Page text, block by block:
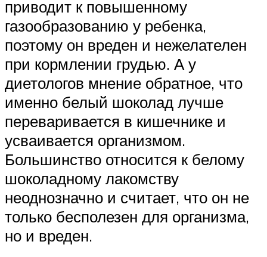
приводит к повышенному
газообразованию у ребенка,
поэтому он вреден и нежелателен
при кормлении грудью. А у
диетологов мнение обратное, что
именно белый шоколад лучше
переваривается в кишечнике и
усваивается организмом.
Большинство относится к белому
шоколадному лакомству
неоднозначно и считает, что он не
только бесполезен для организма,
но и вреден.